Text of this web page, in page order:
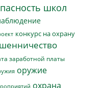
школ
конкурс на охрану
заработной платы
оружие
охрана